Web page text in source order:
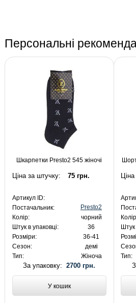
Персональні
Шкарпетки Presto2 545 жіночі
Ціна за штучку: 75 грн.
Артикул ID:
Постачальник:
Presto2
Колір:
чорний
Штук в упаковці:
36
Розміри:
36-41
Сезон:
демі
Тип:
Жіноча
За упаковку:2700 грн.
У кошик
Штук
Тип: